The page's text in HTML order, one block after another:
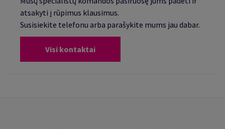
atsakyti į rūpimus klausimus.
Susisiekite telefonu arba parašykite mums jau dabar.
Visi kontaktai